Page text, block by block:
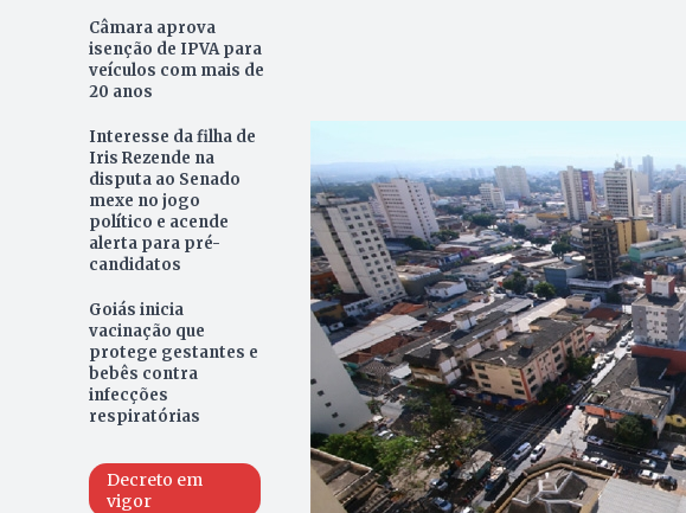
Câmara aprova
isenção de IPVA para
veículos com mais de
20 anos
Interesse da filha de
Iris Rezende na
disputa ao Senado
mexe no jogo
político e acende
alerta para pré-
candidatos
Goiás inicia
vacinação que
protege gestantes e
bebês contra
infecções
respiratórias
Decreto em
vigor